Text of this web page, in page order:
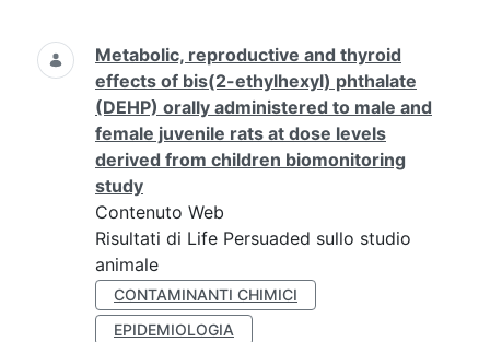
Ricerca
Metabolic, reproductive and thyroid
effects of bis(2-ethylhexyl) phthalate
(DEHP) orally administered to male and
female juvenile rats at dose levels
derived from children biomonitoring
study
Contenuto Web
Risultati di Life Persuaded sullo studio
animale
CONTAMINANTI CHIMICI
EPIDEMIOLOGIA